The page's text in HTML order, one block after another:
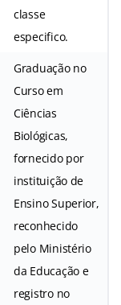
classe
especifico.
Graduação no
Curso em
Ciências
Biológicas,
fornecido por
instituição de
Ensino Superior,
reconhecido
pelo Ministério
da Educação e
registro no